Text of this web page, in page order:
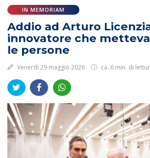
IN MEMORIAM
Addio ad Arturo
innovatore che
le persone
Venerdì 29 maggio 2026 ca. 6 min. di